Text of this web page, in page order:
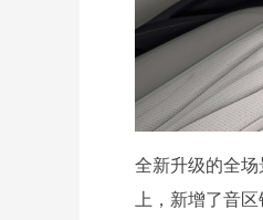
全新升级的全
上，新增了音